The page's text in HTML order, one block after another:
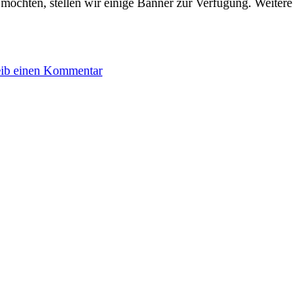
einen Kommentar